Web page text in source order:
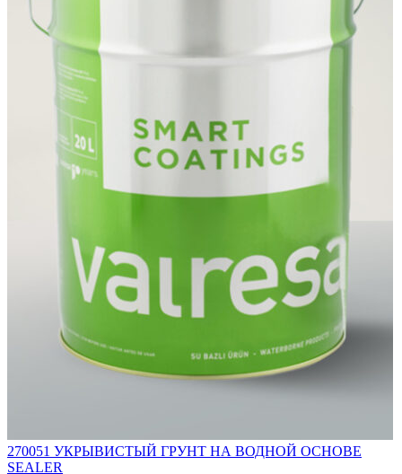
270051 УКРЫВИСТЫЙ ГРУНТ НА ВОДНОЙ ОСНОВЕ
SEALER